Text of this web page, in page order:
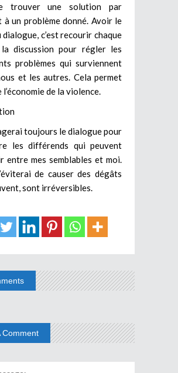
trouver une solution par
à un problème donné. Avoir le
dialogue, c’est recourir chaque
discussion pour régler les
problèmes qui surviennent
et les autres. Cela permet
de la violence.
toujours le dialogue pour
les différends qui peuvent
entre mes semblables et moi.
de causer des dégâts
sont irréversibles.
Comment